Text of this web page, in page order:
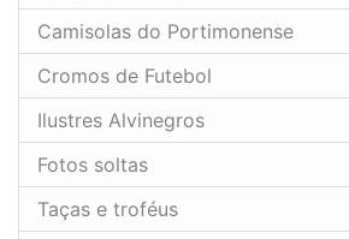
Camisolas do Portimonense
Cromos de Futebol
Ilustres Alvinegros
Fotos soltas
Taças e troféus